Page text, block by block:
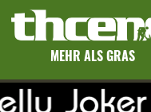
MEHR ALS GRAS